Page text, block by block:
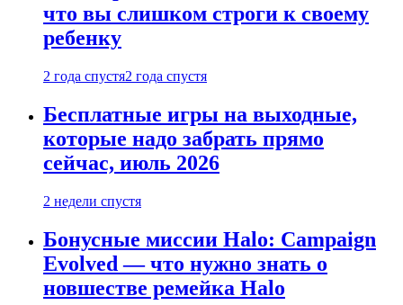
что вы слишком строги к своему
ребенку
2 года спустя2 года спустя
Бесплатные игры на выходные,
которые надо забрать прямо
сейчас, июль 2026
2 недели спустя
Бонусные миссии Halo: Campaign
Evolved — что нужно знать о
новшестве ремейка Halo